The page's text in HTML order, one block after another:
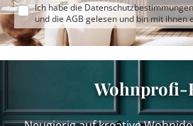
Ich habe die Datenschutzbestimmungen
und die AGB gelesen und bin mit ihnen
Wohnprofi-